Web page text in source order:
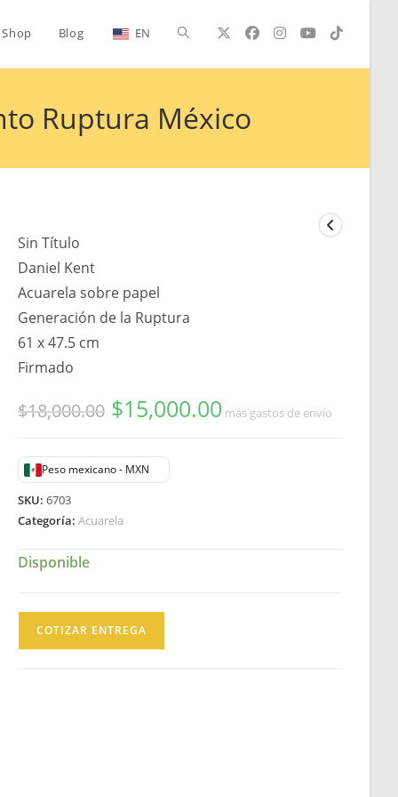
Shop Blog EN Alternar
de
Ruptura México
Sin Título
Daniel Kent
Acuarela sobre papel
Generación de la Ruptura
61 x 47.5 cm
Firmado
$18,000.00 Original
price
$15,000.00 price
más gastos de envío
Peso mexicano - MXN
SKU: 6703
Categoría: Acuarela
Disponible
COTIZAR ENTREGA